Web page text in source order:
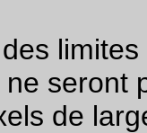
seront
de